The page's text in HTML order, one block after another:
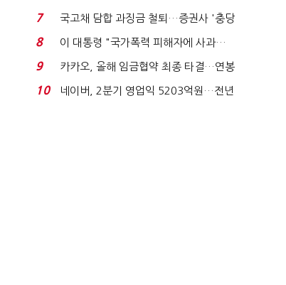
빈 매대 채우며 문 연 ...
7
국고채 담합 과징금 철퇴…증권사 '충당
금 폭탄' 우려...
8
이 대통령 "국가폭력 피해자에 사과…
적극적 조사로 진...
9
카카오, 올해 임금협약 최종 타결…연봉
6.3% 인상·격려...
10
네이버, 2분기 영업익 5203억원…전년